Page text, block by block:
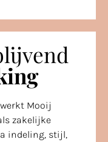
Mooij
zakelijke
indeling, stijl,